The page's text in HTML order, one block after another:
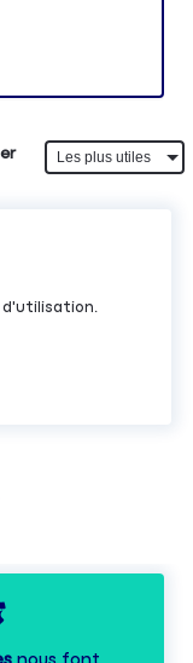
d'utilisation.